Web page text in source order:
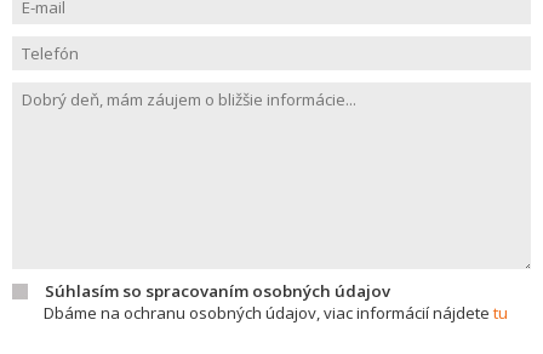
Súhlasím so spracovaním osobných údajov
Dbáme na ochranu osobných údajov, viac informácií nájdete tu